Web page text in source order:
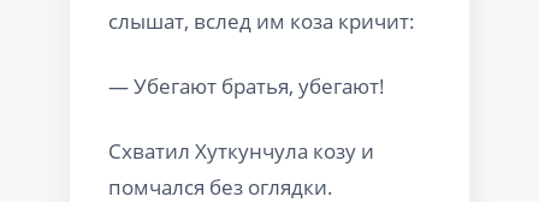
слышат, вслед им коза кричит:
— Убегают братья, убегают!
Схватил Хуткунчула козу и
помчался без оглядки.